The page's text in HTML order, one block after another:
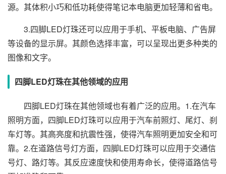
源。其体积小巧和低功耗使得笔记本电脑更加轻薄和省电。
3.四脚LED灯珠还可以应用于手机、平板电脑、广告屏
等设备的显示屏。其颜色选择丰富，可以呈现出更多种类的
图像和文字。
四脚LED灯珠在其他领域的应用
四脚LED灯珠在其他领域也有着广泛的应用。1.在汽车
照明方面，四脚LED灯珠可以应用于汽车前照灯、尾灯、刹
车灯等。其高亮度和抗震性强，使得汽车照明更加安全和可
靠。2.在道路信号灯方面，四脚LED灯珠可以应用于交通信
号灯、路灯等。其反应速度快和使用寿命长，使得道路信号